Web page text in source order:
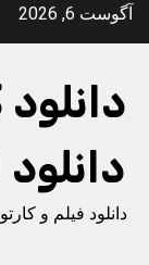
Skipآگوست 6, 2026
دانلود فیلم و